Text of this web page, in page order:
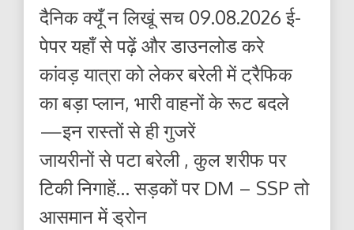
दैनिक क्यूँ न लिखूं सच 09.08.2026 ई-
पेपर यहाँ से पढ़ें और डाउनलोड करे
कांवड़ यात्रा को लेकर बरेली में ट्रैफिक
का बड़ा प्लान, भारी वाहनों के रूट बदले
—इन रास्तों से ही गुजरें
जायरीनों से पटा बरेली , कुल शरीफ पर
टिकी निगाहें… सड़कों पर DM – SSP तो
आसमान में ड्रोन